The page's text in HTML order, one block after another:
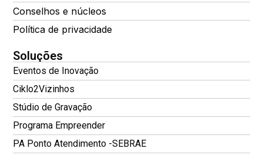
Conselhos e núcleos
Política de privacidade
Soluções
Eventos de Inovação
Ciklo2Vizinhos
Stúdio de Gravação
Programa Empreender
PA Ponto Atendimento -SEBRAE